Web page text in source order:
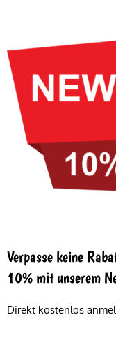
Verpasse keine
10% mit unserem
Direkt kostenlos